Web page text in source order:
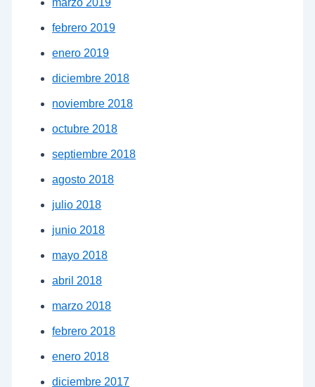
marzo 2019
febrero 2019
enero 2019
diciembre 2018
noviembre 2018
octubre 2018
septiembre 2018
agosto 2018
julio 2018
junio 2018
mayo 2018
abril 2018
marzo 2018
febrero 2018
enero 2018
diciembre 2017